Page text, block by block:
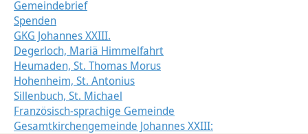
Gemeindebrief
Spenden
GKG Johannes XXIII.
Degerloch, Mariä Himmelfahrt
Heumaden, St. Thomas Morus
Hohenheim, St. Antonius
Sillenbuch, St. Michael
Französisch-sprachige Gemeinde
Gesamtkirchengemeinde Johannes XXIII: